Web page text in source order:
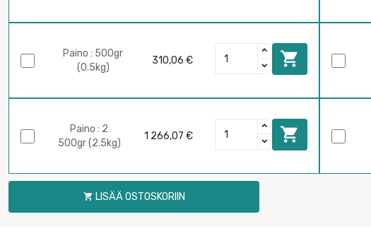
Paino : 500gr
(0.5kg)
310,06 € 
Paino : 2
500gr (2.5kg)
1 266,07 € 
 LISÄÄ OSTOSKORIIN